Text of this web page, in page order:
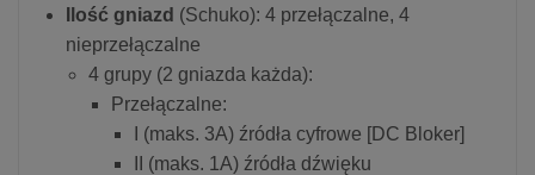
Ilość gniazd (Schuko): 4 przełączalne, 4
nieprzełączalne
4 grupy (2 gniazda każda):
Przełączalne:
I (maks. 3A) źródła cyfrowe [DC Bloker]
II (maks. 1A) źródła dźwięku